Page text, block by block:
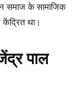
समाज के सामाजिक
केंद्रित था।
पाल